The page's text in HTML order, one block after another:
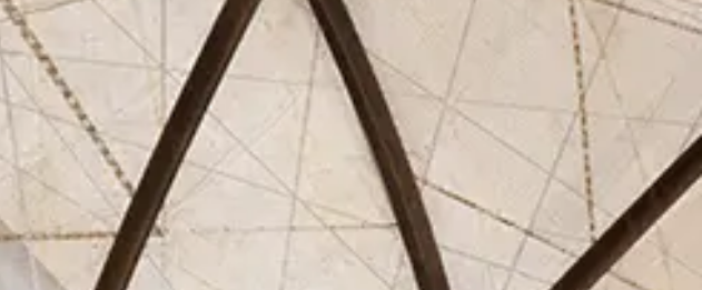
Contacto